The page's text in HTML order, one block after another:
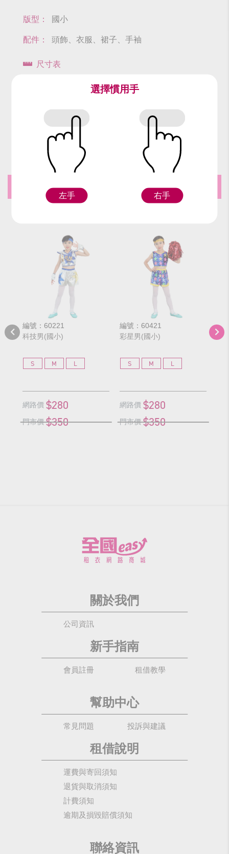
版型： 國小
配件： 頭飾、衣服、裙子、手袖
尺寸表
#科技感
#大童服裝
#國小款式
#銀色
推薦商品
編號：60221
科技男(國小)
S M L
網路價 $280
門市價 $350
編號：60421
彩星男(國小)
S M L
網路價 $280
門市價 $350
編
彩
關於我們
公司資訊
新手指南
會員註冊 租借教學
幫助中心
常見問題 投訴與建議
租借說明
運費與寄回須知
退貨與取消須知
計費須知
逾期及損毀賠償須知
聯絡資訊
選擇慣用手
左手 右手